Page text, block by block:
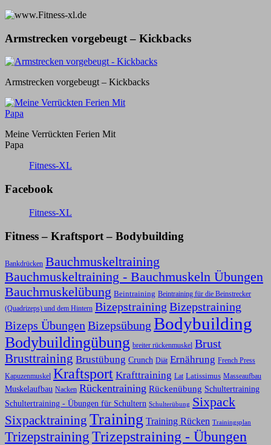
Armstrecken vorgebeugt – Kickbacks
Armstrecken vorgebeugt – Kickbacks
Meine Verrückten Ferien Mit
Papa
Fitness-XL
Facebook
Fitness-XL
Fitness – Kraftsport – Bodybuilding
Bankdrücken Bauchmuskeltraining
Bauchmuskeltraining - Bauchmuskeln Übungen
Bauchmuskelübung Beintraining Beintraining für die Beinstrecker
(Quadrizeps) und dem Hintern Bizepstraining Bizepstraining
Bizeps Übungen Bizepsübung Bodybuilding
Bodybuildingübung breiter rückenmuskel Brust
Brusttraining Brustübung Crunch Diät Ernährung French Press
Kapuzenmuskel Kraftsport Krafttraining Lat Latissimus Masseaufbau
Muskelaufbau Nacken Rückentraining Rückenübung Schultertraining
Schultertraining - Übungen für Schultern Schulterübung Sixpack
Sixpacktraining Training Training Rücken Trainingsplan
TrizepstrainingTrizepstraining - Übungen